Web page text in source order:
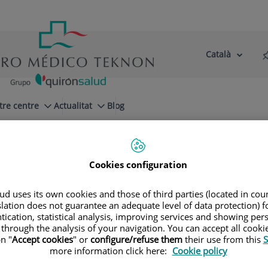
Selector
Llenguatge
Català
centre Actualitat Blog
LuisSan Román Manzanera
Cookies configuration
uses its own cookies and those of third parties (located in
does not guarantee an adequate level of data protection)
statistical analysis, improving services and showing
the analysis of your navigation. You can accept all
"Accept cookies" or configure/refuse themtheir use from this
more information click here: Cookie policy